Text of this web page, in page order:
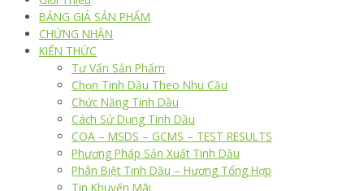
BẢNG GIÁ SẢN PHẨM
CHỨNG NHẬN
KIẾN THỨC
Tư Vấn Sản Phẩm
Chọn Tinh Dầu Theo Nhu Cầu
Chức Năng Tinh Dầu
Cách Sử Dụng Tinh Dầu
COA – MSDS – GCMS – TEST RESULTS
Phương Pháp Sản Xuất Tinh Dầu
Phân Biệt Tinh Dầu – Hương Tổng Hợp
Tin Khuyến Mãi